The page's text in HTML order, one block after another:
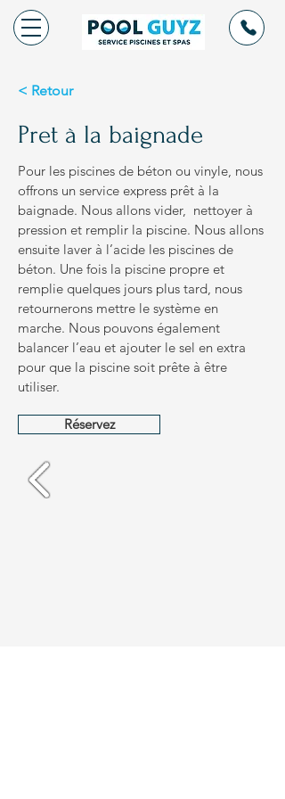
< Retour
Pret à la baignade
Pour les piscines de béton ou vinyle, nous
offrons un service express prêt à la
baignade. Nous allons vider, nettoyer à
pression et remplir la piscine. Nous allons
ensuite laver à l’acide les piscines de
béton. Une fois la piscine propre et
remplie quelques jours plus tard, nous
retournerons mettre le système en
marche. Nous pouvons également
balancer l’eau et ajouter le sel en extra
pour que la piscine soit prête à être
utiliser.
Réservez